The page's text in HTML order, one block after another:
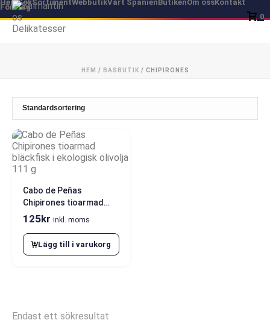
HemSökSortimentWebbutikVårt Spanien ButikenOm oss Kontakt
Företag
0
HEM / BASBUTIK / CHIPIRONES
Cabo de Peñas
Chipirones tioarmad
bläckfisk i ekologisk
125kr inkl. moms
Lägg till i varukorg
Endast ett sökresultat